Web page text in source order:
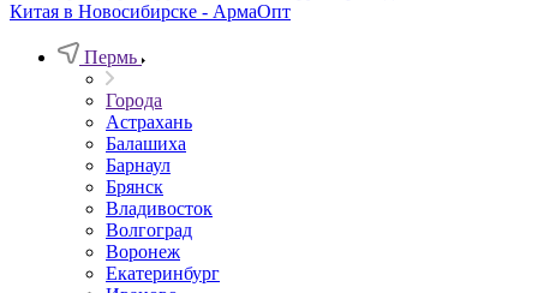
Пермь
Города
Астрахань
Балашиха
Барнаул
Брянск
Владивосток
Волгоград
Воронеж
Екатеринбург